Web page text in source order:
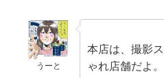
うーと
本店は、撮影
ゃれ店舗だよ。